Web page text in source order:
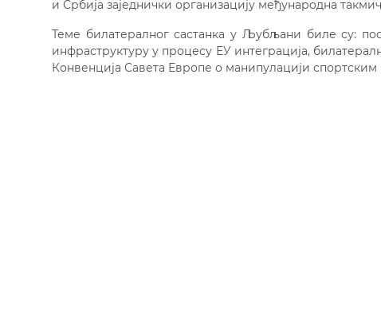
и Србија заједнички организацију међународна
Теме билатералног састанка у Љубљани биле су:
инфраструктуру у процесу ЕУ интеграција,
Конвенција Савета Европе о манипулацији